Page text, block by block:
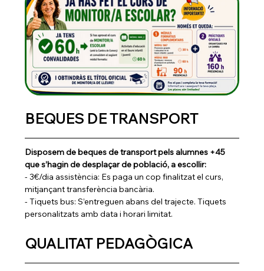
BEQUES DE TRANSPORT
Disposem de beques de transport pels alumnes +45
que s’hagin de desplaçar de població, a escollir:
- 3€/dia assistència: Es paga un cop finalitzat el curs,
mitjançant transferència bancària.
- Tiquets bus: S’entreguen abans del trajecte. Tiquets
personalitzats amb data i horari limitat.
QUALITAT PEDAGÒGICA